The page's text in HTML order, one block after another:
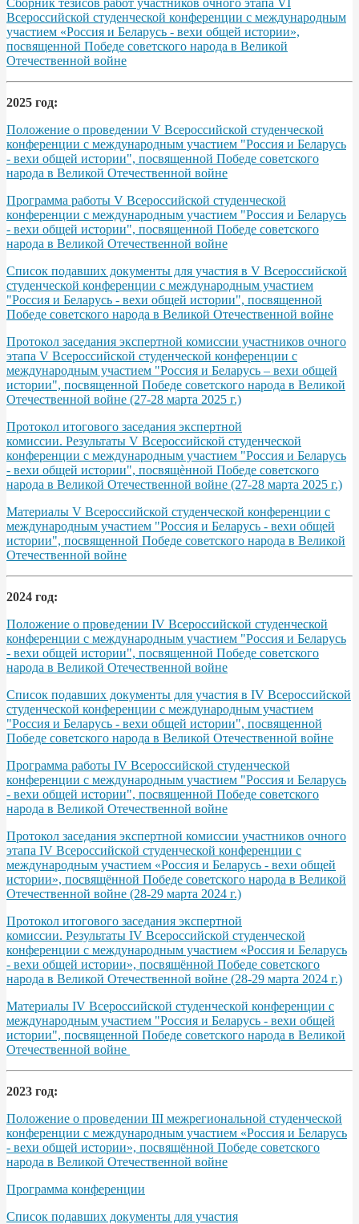
Всероссийской студенческой конференции с международным
участием «Россия и Беларусь - вехи общей истории»,
посвященной Победе советского народа в Великой
Отечественной войне
2025 год:
Положение о проведении V Всероссийской студенческой
конференции с международным участием "Россия и Беларусь
- вехи общей истории", посвященной Победе советского
народа в Великой Отечественной войне
Программа работы V Всероссийской студенческой
конференции с международным участием "Россия и Беларусь
- вехи общей истории", посвященной Победе советского
народа в Великой Отечественной войне
Список подавших документы для участия в V Всероссийской
студенческой конференции с международным участием
"Россия и Беларусь - вехи общей истории", посвященной
Победе советского народа в Великой Отечественной войне
Протокол заседания экспертной комиссии участников очного
этапа V Всероссийской студенческой конференции с
международным участием "Россия и Беларусь – вехи общей
истории", посвященной Победе советского народа в Великой
Отечественной войне (27-28 марта 2025 г.)
Протокол итогового заседания экспертной
комиссии. Результаты V Всероссийской студенческой
конференции с международным участием "Россия и Беларусь
- вехи общей истории", посвящѐнной Победе советского
народа в Великой Отечественной войне (27-28 марта 2025 г.)
Материалы V Всероссийской студенческой конференции с
международным участием "Россия и Беларусь - вехи общей
истории", посвященной Победе советского народа в Великой
Отечественной войне
2024 год:
Положение о проведении IV Всероссийской студенческой
конференции с международным участием "Россия и Беларусь
- вехи общей истории", посвященной Победе советского
народа в Великой Отечественной войне
Список подавших документы для участия в IV Всероссийской
студенческой конференции с международным участием
"Россия и Беларусь - вехи общей истории", посвященной
Победе советского народа в Великой Отечественной войне
Программа работы IV Всероссийской студенческой
конференции с международным участием "Россия и Беларусь
- вехи общей истории", посвященной Победе советского
народа в Великой Отечественной войне
Протокол заседания экспертной комиссии участников очного
этапа IV Всероссийской студенческой конференции с
международным участием «Россия и Беларусь - вехи общей
истории», посвящённой Победе советского народа в Великой
Отечественной войне (28-29 марта 2024 г.)
Протокол итогового заседания экспертной
комиссии. Результаты IV Всероссийской студенческой
конференции с международным участием «Россия и Беларусь
- вехи общей истории», посвящённой Победе советского
народа в Великой Отечественной войне (28-29 марта 2024 г.)
Материалы IV Всероссийской студенческой конференции с
международным участием "Россия и Беларусь - вехи общей
истории", посвященной Победе советского народа в Великой
Отечественной войне
2023 год:
Положение о проведении III межрегиональной студенческой
конференции с международным участием «Россия и Беларусь
- вехи общей истории», посвящённой Победе советского
народа в Великой Отечественной войне
Программа конференции
Список подавших документы для участия